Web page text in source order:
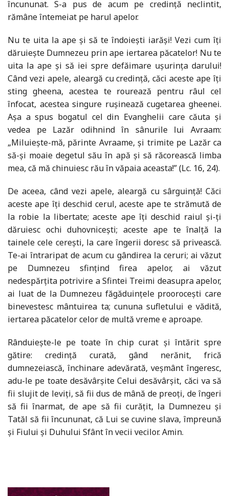
încununat. S-a pus de acum pe credință neclintit,
rămâne întemeiat pe harul apelor.
Nu te uita la ape și să te îndoiești iarăși! Vezi cum îți
dăruiește Dumnezeu prin ape iertarea păcatelor! Nu te
uita la ape și să iei spre defăimare ușurința darului!
Când vezi apele, aleargă cu credință, căci aceste ape îți
sting gheena, acestea te rourează pentru râul cel
înfocat, acestea singure rușinează cugetarea gheenei.
Așa a spus bogatul cel din Evanghelii care căuta și
vedea pe Lazăr odihnind în sânurile lui Avraam:
„Miluiește-mă, părinte Avraame, și trimite pe Lazăr ca
să-și moaie degetul său în apă și să răcorească limba
mea, că mă chinuiesc rău în văpaia aceasta!” (Lc. 16, 24).
De aceea, când vezi apele, aleargă cu sârguință! Căci
aceste ape îți deschid cerul, aceste ape te strămută de
la robie la libertate; aceste ape îți deschid raiul și-ți
dăruiesc ochi duhovnicești; aceste ape te înalță la
tainele cele cerești, la care îngerii doresc să privească.
Te-ai întraripat de acum cu gândirea la ceruri; ai văzut
pe Dumnezeu sfințind firea apelor, ai văzut
nedespărțita potrivire a Sfintei Treimi deasupra apelor,
ai luat de la Dumnezeu făgăduințele proorocești care
binevestesc mântuirea ta; cununa sufletului e vădită,
iertarea păcatelor celor de multă vreme e aproape.
Rânduiește-le pe toate în chip curat și întărit spre
gătire: credință curată, gând nerănit, frică
dumnezeiască, închinare adevărată, veșmânt îngeresc,
adu-le pe toate desăvârșite Celui desăvârșit, căci va să
fii slujit de leviți, să fii dus de mână de preoți, de îngeri
să fii înarmat, de ape să fii curățit, la Dumnezeu și
Tatăl să fii încununat, că Lui se cuvine slava, împreună
și Fiului și Duhului Sfânt în vecii vecilor. Amin.